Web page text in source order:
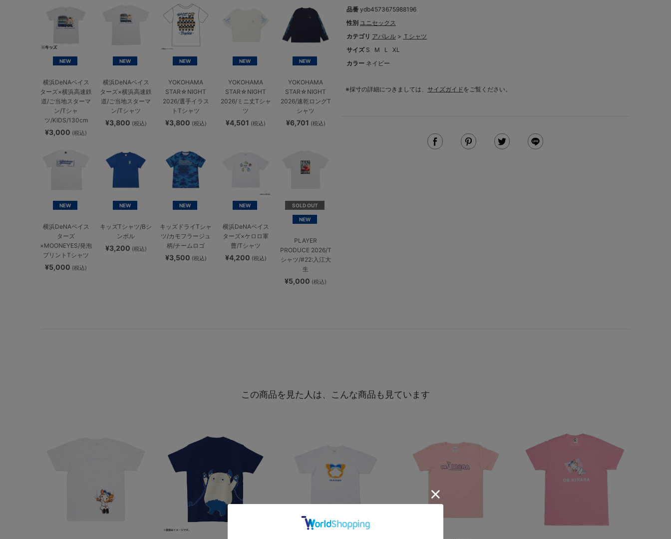
NEW
横浜DeNAベイス
ターズ×横浜高速鉄
道/ご当地スターマ
ン/Tシャ
ツ/KIDS/130cm
¥3,000 (税込)
NEW
横浜DeNAベイス
ターズ×横浜高速鉄
道/ご当地スターマ
ン/Tシャツ
¥3,800 (税込)
NEW
YOKOHAMA
STAR☆NIGHT
2026/選手イラス
トTシャツ
¥3,800 (税込)
NEW
YOKOHAMA
STAR☆NIGHT
2026/ミニ丈Tシャ
ツ
¥4,501 (税込)
NEW
YOKOHAMA
STAR☆NIGHT
2026/速乾ロングT
シャツ
¥6,701 (税込)
NEW
横浜DeNAベイス
ターズ
×MOONEYES/発泡
プリントTシャツ
¥5,000 (税込)
NEW
キッズTシャツ/Bシ
ンボル
¥3,200 (税込)
NEW
キッズドライTシャ
ツ/カモフラージュ
柄/チームロゴ
¥3,500 (税込)
NEW
横浜DeNAベイス
ターズ×ケロロ軍
曹/Tシャツ
¥4,200 (税込)
SOLD OUT
NEW
PLAYER
PRODUCE 2026/T
シャツ/#22:入江大
生
¥5,000 (税込)
品番 ydb4573675988196
性別 ユニセックス
カテゴリ アパレル > Ｔシャツ
サイズ S M L
XL
カラー ネイビー
※採寸の詳細につきましては、 サイズガイドをご覧ください。
この商品を見た人は、こんな商品も見ています